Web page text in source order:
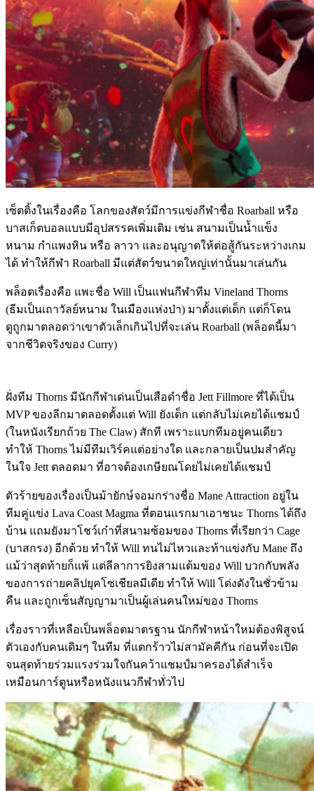
เซ็ตติ้งในเรื่องคือ โลกของสัตว์มีการแข่งกีฬาชื่อ Roarball หรือ
บาสเก็ตบอลแบบมีอุปสรรคเพิ่มเติม เช่น สนามเป็นน้ำแข็ง
หนาม กำแพงหิน หรือ ลาวา และอนุญาตให้ต่อสู้กันระหว่างเกม
ได้ ทำให้กีฬา Roarball มีแต่สัตว์ขนาดใหญ่เท่านั้นมาเล่นกัน
พล็อตเรื่องคือ แพะชื่อ Will เป็นแฟนกีฬาทีม Vineland Thorns
(ธีมเป็นเถาวัลย์หนาม ในเมืองแห่งป่า) มาตั้งแต่เด็ก แต่ก็โดน
ดูถูกมาตลอดว่าเขาตัวเล็กเกินไปที่จะเล่น Roarball (พล็อตนี้มา
จากชีวิตจริงของ Curry)
ฝั่งทีม Thorns มีนักกีฬาเด่นเป็นเสือดำชื่อ Jett Fillmore ที่ได้เป็น
MVP ของลีกมาตลอดตั้งแต่ Will ยังเด็ก แต่กลับไม่เคยได้แชมป์
(ในหนังเรียกถ้วย The Claw) สักที เพราะแบกทีมอยู่คนเดียว
ทำให้ Thorns ไม่มีทีมเวิร์คแต่อย่างใด และกลายเป็นปมสำคัญ
ในใจ Jett ตลอดมา ที่อาจต้องเกษียณโดยไม่เคยได้แชมป์
ตัวร้ายของเรื่องเป็นม้ายักษ์จอมกร่างชื่อ Mane Attraction อยู่ใน
ทีมคู่แข่ง Lava Coast Magma ที่ตอนแรกมาเอาชนะ Thorns ได้ถึง
บ้าน แถมยังมาโชว์เก๋าที่สนามซ้อมของ Thorns ที่เรียกว่า Cage
(บาสกรง) อีกด้วย ทำให้ Will ทนไม่ไหวและท้าแข่งกับ Mane ถึง
แม้ว่าสุดท้ายก็แพ้ แต่ลีลาการยิงสามแต้มของ Will บวกกับพลัง
ของการถ่ายคลิปยุคโซเชียลมีเดีย ทำให้ Will โด่งดังในชั่วข้าม
คืน และถูกเซ็นสัญญามาเป็นผู้เล่นคนใหม่ของ Thorns
เรื่องราวที่เหลือเป็นพล็อตมาตรฐาน นักกีฬาหน้าใหม่ต้องพิสูจน์
ตัวเองกับคนเดิมๆ ในทีม ที่แตกร้าวไม่สามัคคีกัน ก่อนที่จะเปิด
จนสุดท้ายร่วมแรงร่วมใจกันคว้าแชมป์มาครองได้สำเร็จ
เหมือนการ์ตูนหรือหนังแนวกีฬาทั่วไป